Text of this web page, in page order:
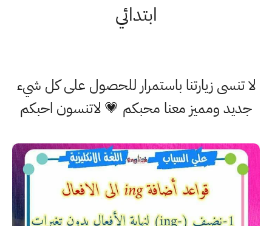
ابتدائي
لا تنسى زيارتنا باستمرار للحصول على كل شيء
جديد ومميز معنا محبكم 💗 لاتنسون احبكم